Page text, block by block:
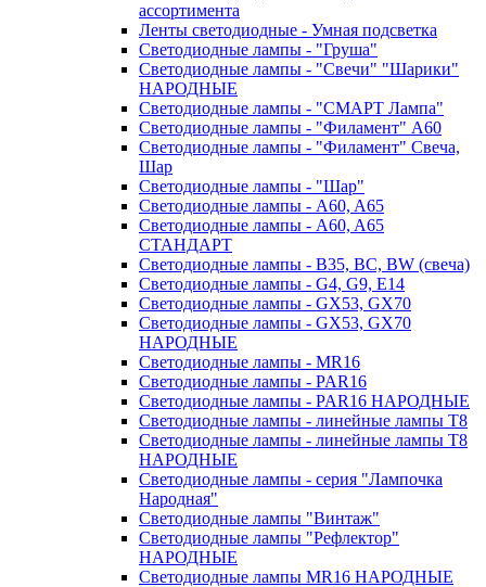
ассортимента
Ленты светодиодные - Умная подсветка
Светодиодные лампы - "Груша"
Светодиодные лампы - "Свечи" "Шарики"
НАРОДНЫЕ
Светодиодные лампы - "СМАРТ Лампа"
Светодиодные лампы - "Филамент" A60
Светодиодные лампы - "Филамент" Свеча,
Шар
Светодиодные лампы - "Шар"
Светодиодные лампы - A60, A65
Светодиодные лампы - A60, A65
СТАНДАРТ
Светодиодные лампы - B35, BC, BW (свеча)
Светодиодные лампы - G4, G9, Е14
Светодиодные лампы - GX53, GX70
Светодиодные лампы - GX53, GX70
НАРОДНЫЕ
Светодиодные лампы - MR16
Светодиодные лампы - PAR16
Светодиодные лампы - PAR16 НАРОДНЫЕ
Светодиодные лампы - линейные лампы T8
Светодиодные лампы - линейные лампы T8
НАРОДНЫЕ
Светодиодные лампы - серия "Лампочка
Народная"
Светодиодные лампы "Винтаж"
Светодиодные лампы "Рефлектор"
НАРОДНЫЕ
Светодиодные лампы MR16 НАРОДНЫЕ